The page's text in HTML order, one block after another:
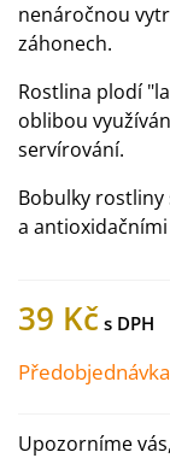
nenáročnou
záhonech.
Rostlina plodí
oblibou
servírování.
Bobulky rostliny
a
39 Kč
Předobjednávka
Upozorníme